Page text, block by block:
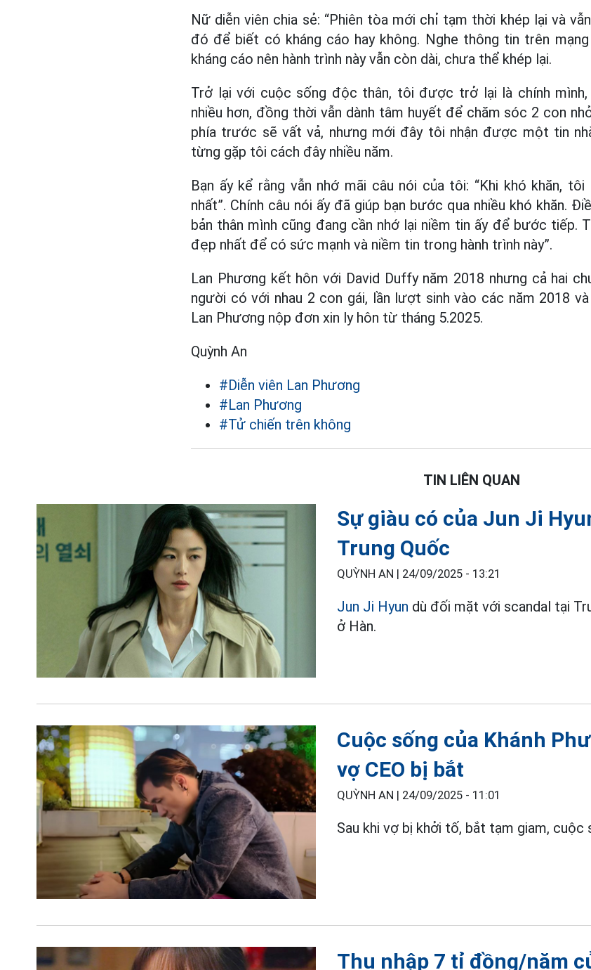
Nữ diễn viên chia sẻ: “Phiên tòa mới chỉ tạm thời khép lại và
đó để biết có kháng cáo hay không. Nghe thông tin trên
kháng cáo nên hành trình này vẫn còn dài, chưa thể khép lại.
Trở lại với cuộc sống độc thân, tôi được trở lại là chính
nhiều hơn, đồng thời vẫn dành tâm huyết để chăm sóc 2 con
phía trước sẽ vất vả, nhưng mới đây tôi nhận được một tin
từng gặp tôi cách đây nhiều năm.
Bạn ấy kể rằng vẫn nhớ mãi câu nói của tôi: “Khi khó khăn,
nhất”. Chính câu nói ấy đã giúp bạn bước qua nhiều khó khăn.
bản thân mình cũng đang cần nhớ lại niềm tin ấy để bước tiếp.
đẹp nhất để có sức mạnh và niềm tin trong hành trình này”.
Lan Phương kết hôn với David Duffy năm 2018 nhưng cả hai
người có với nhau 2 con gái, lần lượt sinh vào các năm 2018
Lan Phương nộp đơn xin ly hôn từ tháng 5.2025.
Quỳnh An
#Diễn viên Lan Phương
#Lan Phương
#Tử chiến trên không
TIN LIÊN QUAN
Sự giàu có của Jun Ji
Trung Quốc
QUỲNH AN | 24/09/2025 - 13:21
Jun Ji Hyun dù đối mặt với scandal tại
ở Hàn.
Cuộc sống của Khánh
vợ CEO bị bắt
QUỲNH AN | 24/09/2025 - 11:01
Sau khi vợ bị khởi tố, bắt tạm giam, cuộc
Thu nhập 7 tỉ đồng/năm